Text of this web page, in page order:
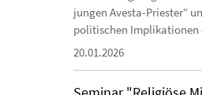
jungen Avesta-Priester“
politischen Implikationen
20.01.2026